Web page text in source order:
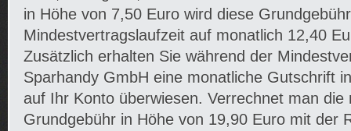
in Höhe von 7,50 Euro wird diese
Mindestvertragslaufzeit auf monatlich 12,40
Zusätzlich erhalten Sie während der
Sparhandy GmbH eine monatliche Gutschrift
auf Ihr Konto überwiesen. Verrechnet man die
Grundgebühr in Höhe von 19,90 Euro mit der